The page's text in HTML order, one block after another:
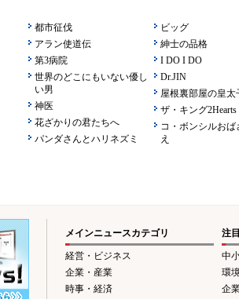
都市征伐
アラン使道伝
第3病院
世界のどこにもいない優し
い男
神医
花ざかりの君たちへ
パンダさんとハリネズミ
ビッグ
紳士の品格
I DO I DO
Dr.JIN
屋根裏部屋の皇太
ザ・キング2Hearts
コ・ボンシルおば
え
メインニュースカテゴリ
経営・ビジネス
企業・産業
時事・経済
注
中
環
企